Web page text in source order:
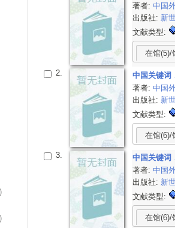
著者:中国
出版社: 新
文献类型:
在馆(5)/
2.
中国关键词
著者:中国
出版社: 新
文献类型:
在馆(6)/
3.
中国关键词
著者:中国
出版社: 新
文献类型:
在馆(6)/